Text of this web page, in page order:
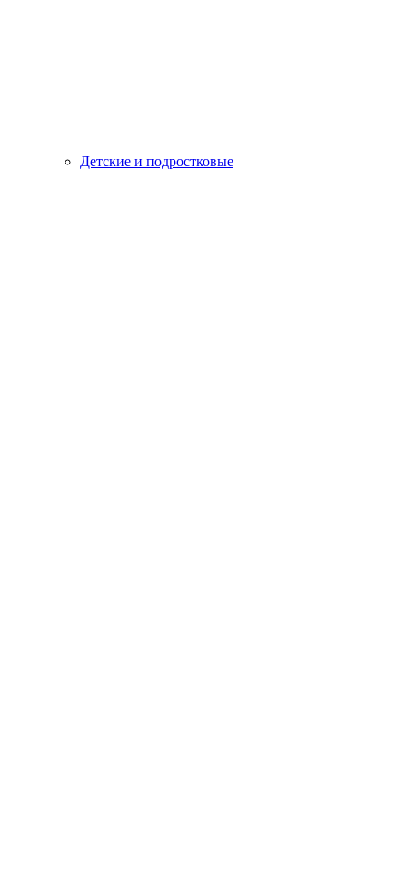
Детские и подростковые